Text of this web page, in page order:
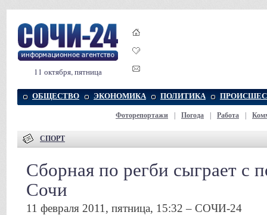
11 октября, пятница
ОБЩЕСТВО ЭКОНОМИКА ПОЛИТИКА
Фоторепортажи Погода Работа
СПОРТ
Сборная по регби сыграет с
Сочи
11 февраля 2011, пятница, 15:32 – СОЧИ-24